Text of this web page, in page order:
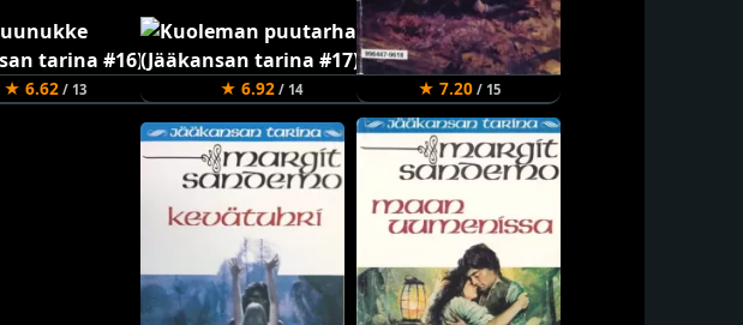
★ 6.62/ 13 ★ 6.92/ 14 ★ 7.20/ 15